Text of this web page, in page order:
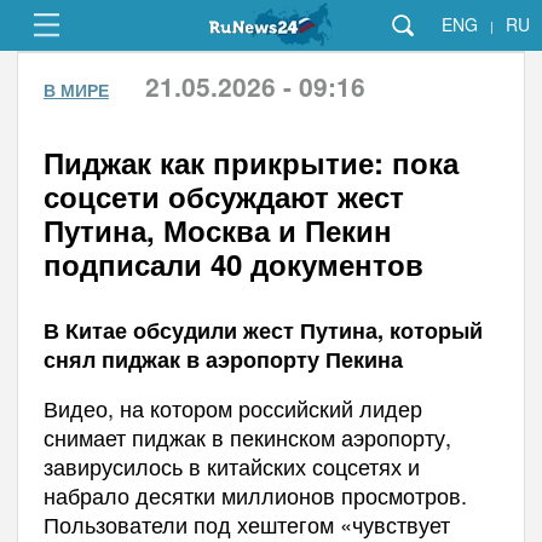
ENG | RU
В МИРЕ 21.05.2026 - 09:16
Пиджак как прикрытие: пока
соцсети обсуждают жест
Путина, Москва и Пекин
подписали 40 документов
В Китае обсудили жест Путина, который
снял пиджак в аэропорту Пекина
Видео, на котором российский лидер
снимает пиджак в пекинском аэропорту,
завирусилось в китайских соцсетях и
набрало десятки миллионов просмотров.
Пользователи под хештегом «чувствует